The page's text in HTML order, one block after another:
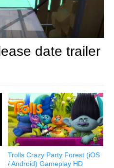
Video
date trailer
Trolls Crazy Party Forest (iOS
/ Android) Gameplay HD